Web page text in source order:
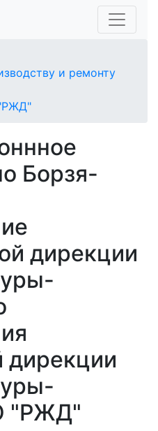
и ремонту
Боpзя-
дирекции
дирекции
"РЖД"